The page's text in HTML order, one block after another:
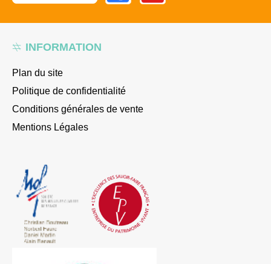
INFORMATION
Plan du site
Politique de confidentialité
Conditions générales de vente
Mentions Légales